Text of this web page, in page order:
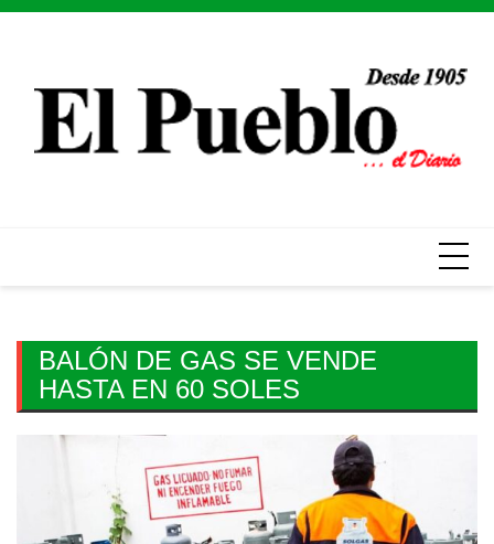
Skip
BALÓN DE GAS SE VENDE
HASTA EN 60 SOLES